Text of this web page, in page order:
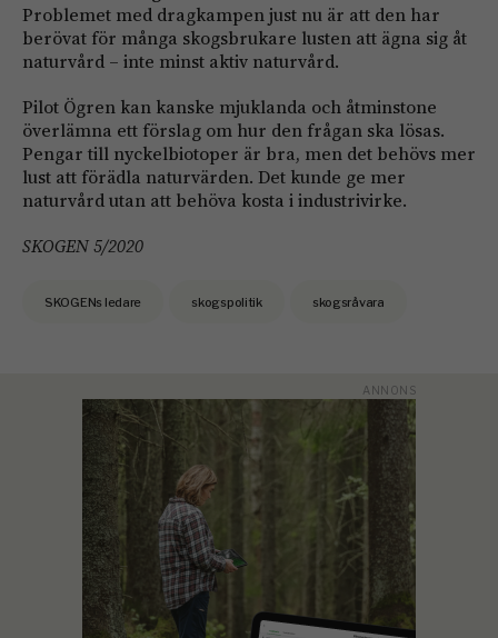
Problemet med dragkampen just nu är att den har
berövat för många skogsbrukare lusten att ägna sig åt
naturvård – inte minst aktiv naturvård.
Pilot Ögren kan kanske mjuklanda och åtminstone
överlämna ett förslag om hur den frågan ska lösas.
Pengar till nyckel­biotoper är bra, men det behövs mer
lust att förädla naturvärden. Det kunde ge mer
naturvård utan att behöva kosta i ­industrivirke.
SKOGEN 5/2020
SKOGENs ledare skogspolitik skogsråvara